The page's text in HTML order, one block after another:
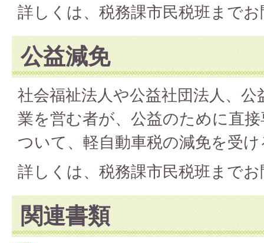
詳しくは、税務課市民税班まで
公益減免
社会福祉法人や公益社団法人、
業を営む者が、公益のために直
ついて、軽自動車税の減免を受
詳しくは、税務課市民税班まで
関連書類